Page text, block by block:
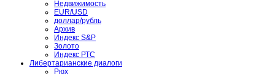
Недвижимость
EUR/USD
доллар/рубль
Архив
Индекс S&P
Золото
Индекс РТС
Либертарианские диалоги
Рюх